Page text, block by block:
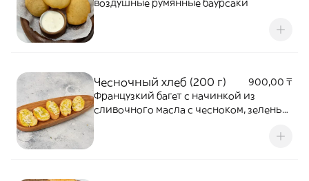
воздушные румянные баурсаки
Чесночный хлеб (200 г)
900,00 ₸
Французкий багет с начинкой из
сливочного масла с чесноком, зеленью